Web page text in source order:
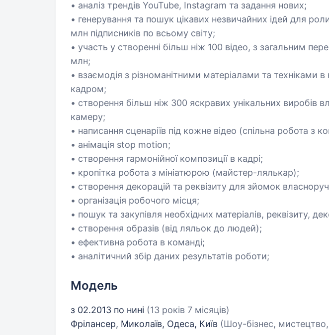
• аналіз трендів YouTube, Instagram та задання нових;
• генерування та пошук цікавих незвичайних ідей для
млн підписників по всьому світу;
• участь у створенні більш ніж 100 відео, з загальним
млн;
• взаємодія з різноманітними матеріалами та техніками в
кадром;
• створення більш ніж 300 яскравих унікальних виробів
камеру;
• написання сценаріїв під кожне відео (спільна робота з
• анімація stop motion;
• створення гармонійної композиції в кадрі;
• кропітка робота з мініатюрою (майстер-лялькар);
• створення декорацій та реквізиту для зйомок
• організація робочого місця;
• пошук та закупівля необхідних матеріалів, реквізиту,
• створення образів (від ляльок до людей);
• ефективна робота в команді;
• аналітичний збір даних результатів роботи;
Модель
з 02.2013 по нині (13 років 7 місяців)
Фрілансер, Миколаїв, Одеса, Київ (Шоу-бізнес,